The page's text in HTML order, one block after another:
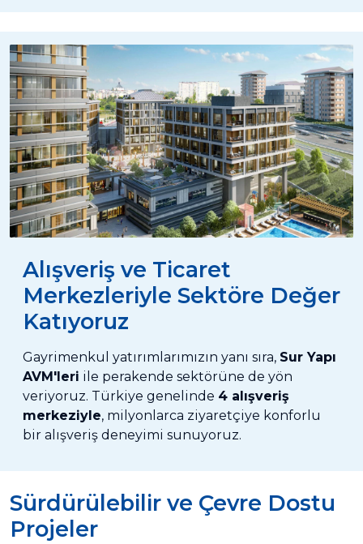
Alışveriş ve Ticaret
Merkezleriyle Sektöre Değer
Katıyoruz
Gayrimenkul yatırımlarımızın yanı sıra, Sur Yapı
AVM'leri ile perakende sektörüne de yön
veriyoruz. Türkiye genelinde 4 alışveriş
merkeziyle, milyonlarca ziyaretçiye konforlu
bir alışveriş deneyimi sunuyoruz.
Sürdürülebilir ve Çevre Dostu
Projeler